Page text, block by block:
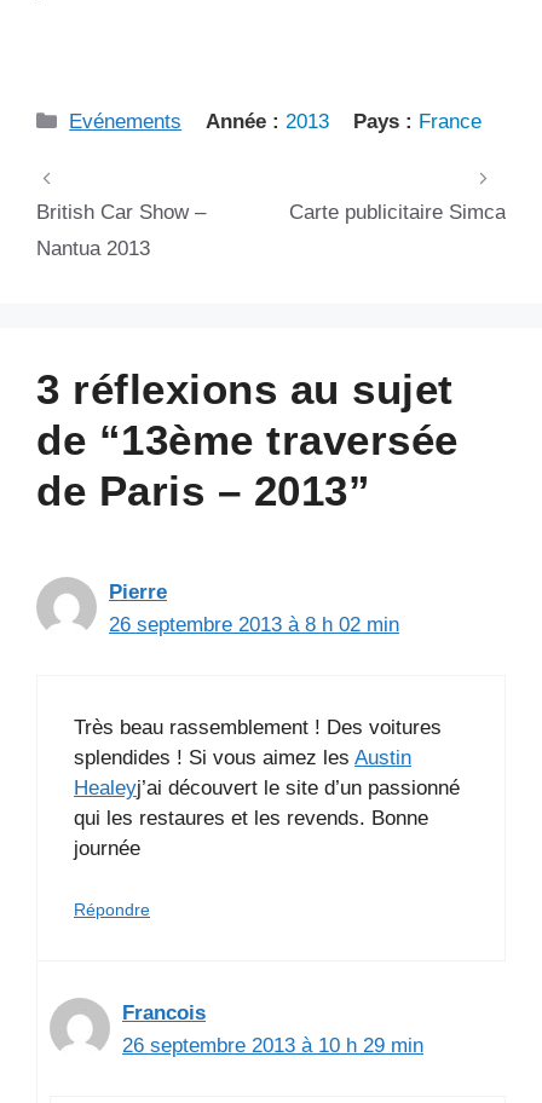
Catégories
Evénements Année : 2013 Pays : France
British Car Show –
Nantua 2013
Carte publicitaire Simca
3 réflexions au sujet
de “13ème traversée
de Paris – 2013”
Pierre
26 septembre 2013 à 8 h 02 min
Très beau rassemblement ! Des voitures
splendides ! Si vous aimez les Austin
Healeyj’ai découvert le site d’un passionné
qui les restaures et les revends. Bonne
journée
Répondre
Francois
26 septembre 2013 à 10 h 29 min